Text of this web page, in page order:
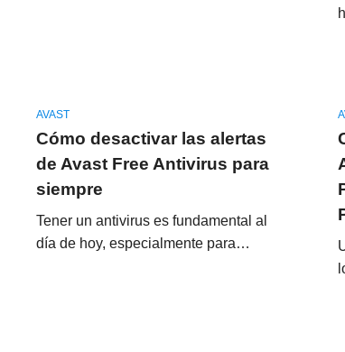
AVAST
Cómo desactivar las alertas
de Avast Free Antivirus para
siempre
Tener un antivirus es fundamental al
día de hoy, especialmente para…